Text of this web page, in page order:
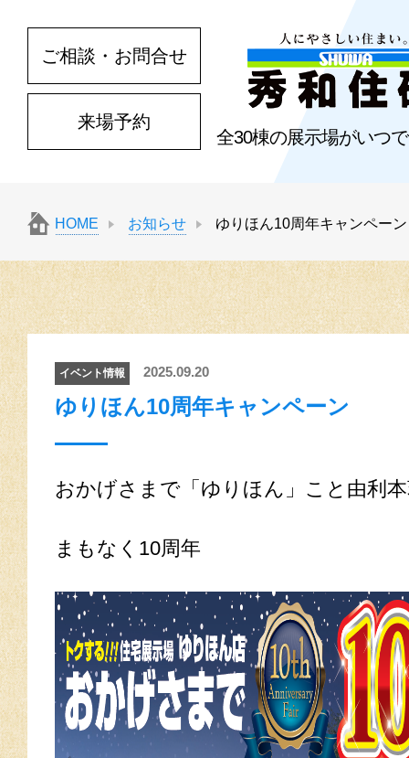
全30棟の展示場がいつ
ご相談・お問合せ
来場予約
HOME お知らせ ゆりほん10周年キャンペーン
イベント情報 2025.09.20
ゆりほん10周年キャンペーン
おかげさまで「ゆりほん」こと由利
まもなく10周年